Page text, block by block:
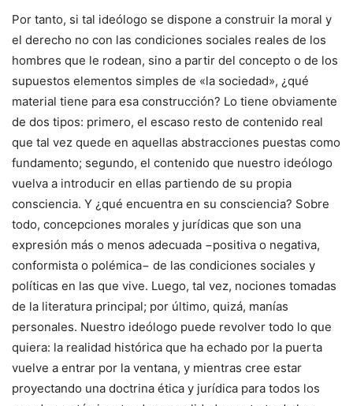
Por tanto, si tal ideólogo se dispone a construir la moral y
el derecho no con las condiciones sociales reales de los
hombres que le rodean, sino a partir del concepto o de los
supuestos elementos simples de «la sociedad», ¿qué
material tiene para esa construcción? Lo tiene obviamente
de dos tipos: primero, el escaso resto de contenido real
que tal vez quede en aquellas abstracciones puestas como
fundamento; segundo, el contenido que nuestro ideólogo
vuelva a introducir en ellas partiendo de su propia
consciencia. Y ¿qué encuentra en su consciencia? Sobre
todo, concepciones morales y jurídicas que son una
expresión más o menos adecuada −positiva o negativa,
conformista o polémica− de las condiciones sociales y
políticas en las que vive. Luego, tal vez, nociones tomadas
de la literatura principal; por último, quizá, manías
personales. Nuestro ideólogo puede revolver todo lo que
quiera: la realidad histórica que ha echado por la puerta
vuelve a entrar por la ventana, y mientras cree estar
proyectando una doctrina ética y jurídica para todos los